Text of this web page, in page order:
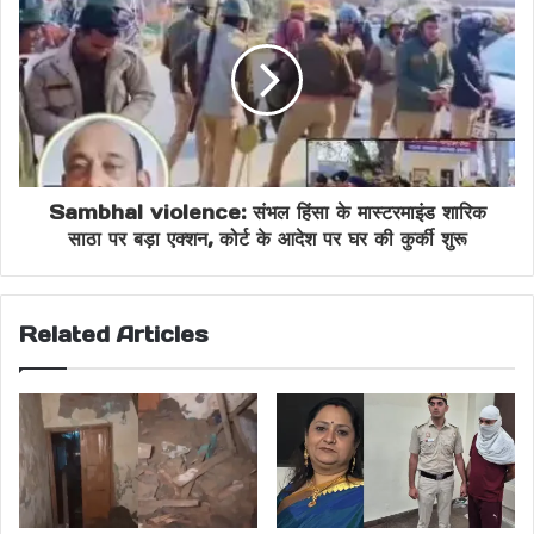
Delhi Crime News Delhi Double Murder
Delhi Police Crime India Crime Update
Katihar Arrest News Latest Delhi News
Property Dealer Murder
Rachna Yadav Murder
Shalimar Bagh Murder Case
Witness Murder Case
Sambhal violence: संभल हिंसा के मास्टरमाइंड शारिक
साठा पर बड़ा एक्शन, कोर्ट के आदेश पर घर की कुर्की शुरू
Related Articles